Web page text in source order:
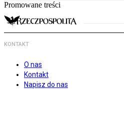
Promowane treści
KONTAKT
O nas
Kontakt
Napisz do nas